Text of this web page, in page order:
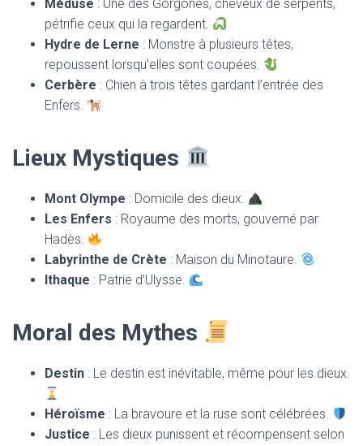
Méduse : Une des Gorgones, cheveux de serpents,
pétrifie ceux qui la regardent.
Hydre de Lerne : Monstre à plusieurs têtes,
repoussent lorsqu’elles sont coupées.
Cerbère : Chien à trois têtes gardant l’entrée des
Enfers.
Lieux Mystiques
Mont Olympe : Domicile des dieux.
Les Enfers : Royaume des morts, gouverné par
Hadès.
Labyrinthe de Crète : Maison du Minotaure.
Ithaque : Patrie d’Ulysse.
Moral des Mythes
Destin : Le destin est inévitable, même pour les dieux.
Héroïsme : La bravoure et la ruse sont célébrées.
Justice : Les dieux punissent et récompensent selon